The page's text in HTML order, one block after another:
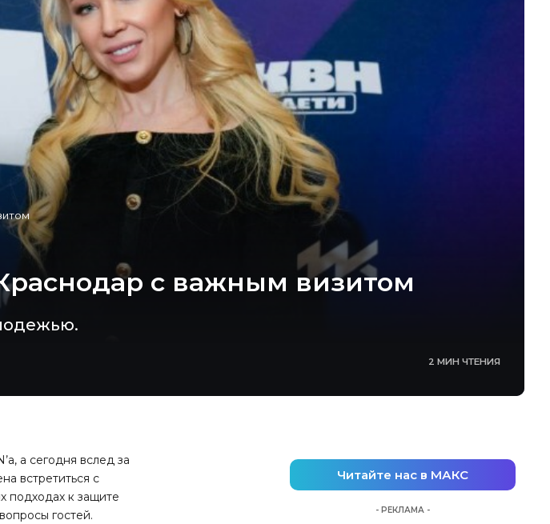
с важным визитом
2 МИН ЧТЕНИЯ
а сегодня вслед за
встретиться с
подходах к защите
гостей.
Читайте нас в МАКС
- РЕКЛАМА -